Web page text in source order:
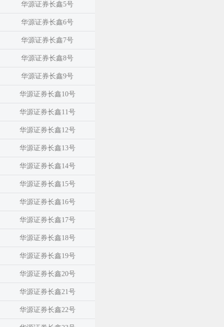
华源证券长鑫5号
华源证券长鑫6号
华源证券长鑫7号
华源证券长鑫8号
华源证券长鑫9号
华源证券长鑫10号
华源证券长鑫11号
华源证券长鑫12号
华源证券长鑫13号
华源证券长鑫14号
华源证券长鑫15号
华源证券长鑫16号
华源证券长鑫17号
华源证券长鑫18号
华源证券长鑫19号
华源证券长鑫20号
华源证券长鑫21号
华源证券长鑫22号